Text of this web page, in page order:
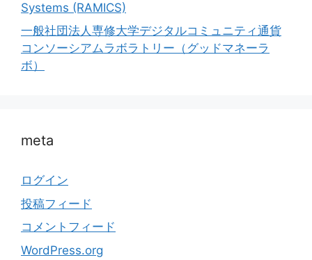
Systems (RAMICS)
一般社団法人専修大学デジタルコミュニティ通貨
コンソーシアムラボラトリー（グッドマネーラ
ボ）
meta
ログイン
投稿フィード
コメントフィード
WordPress.org